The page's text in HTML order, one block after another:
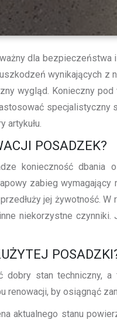
dla
wynikających z
wygląd. Konieczny
artykułu.
POSADZEK?
konieczność
zabieg
jej żywotność.
niekorzystne
dobry stan techniczny,
renowacji, by osiągnąć
aktualnego stanu